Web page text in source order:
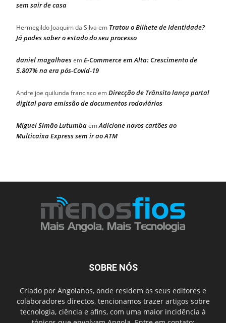
sem sair de casa
Hermegildo Joaquim da Silva em Tratou o Bilhete de Identidade?
Já podes saber o estado do seu processo
daniel magalhaesemE-Commerce em Alta: Crescimento de
5.807% na era pós-Covid-19
Andre joe quilunda franciscoemDirecção de Trânsito lança portal
digital para emissão de documentos rodoviários
Miguel Simão LutumbaemAdicione novos cartões ao
Multicaixa Express sem ir ao ATM
SOBRE NÓS
Criado por Angolanos, onde residem os seus editores e
colaboradores directos, tencionamos trazer artigos sobre
tecnologia, ciência e afins, com uma maior incidência à